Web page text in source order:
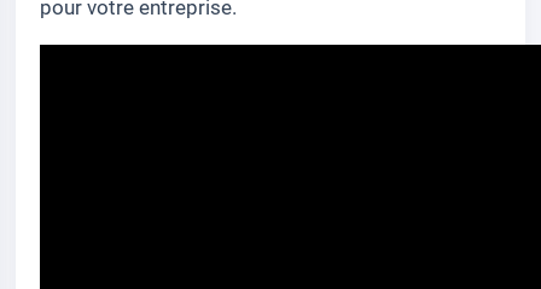
pour votre entreprise.